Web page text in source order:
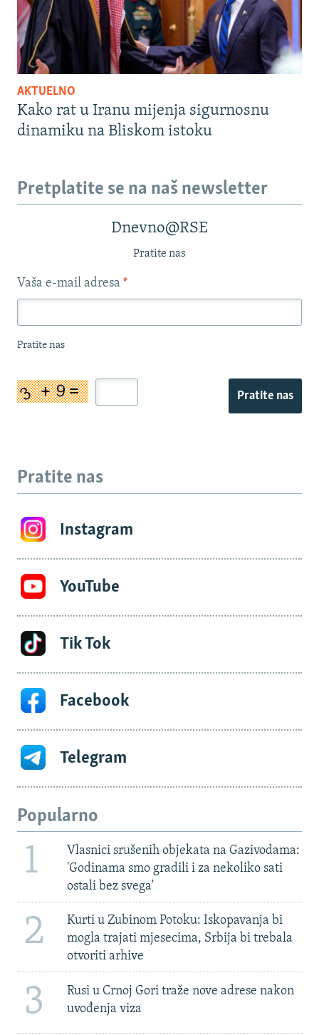
AKTUELNO
Kako rat u Iranu mijenja sigurnosnu
dinamiku na Bliskom istoku
Pretplatite se na naš newsletter
Dnevno@RSE
Pratite nas
Vaša e-mail adresa *
Pratite nas
Pratite nas
Pratite nas
Instagram
YouTube
Tik Tok
Facebook
Telegram
Popularno
1
Vlasnici srušenih objekata na Gazivodama:
'Godinama smo gradili i za nekoliko sati
ostali bez svega'
2
Kurti u Zubinom Potoku: Iskopavanja bi
mogla trajati mjesecima, Srbija bi trebala
otvoriti arhive
3
Rusi u Crnoj Gori traže nove adrese nakon
uvođenja viza